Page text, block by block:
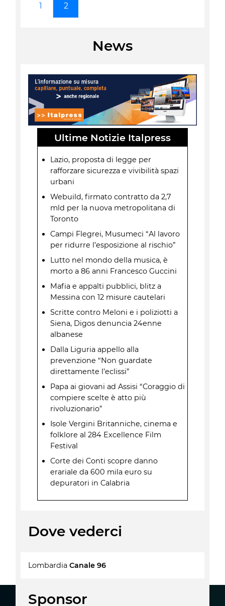
1 2
News
Ultime Notizie Italpress
Lazio, proposta di legge per
rafforzare sicurezza e vivibilità spazi
urbani
Webuild, firmato contratto da 2,7
mld per la nuova metropolitana di
Toronto
Campi Flegrei, Musumeci “Al lavoro
per ridurre l’esposizione al rischio”
Lutto nel mondo della musica, è
morto a 86 anni Francesco Guccini
Mafia e appalti pubblici, blitz a
Messina con 12 misure cautelari
Scritte contro Meloni e i poliziotti a
Siena, Digos denuncia 24enne
albanese
Dalla Liguria appello alla
prevenzione “Non guardate
direttamente l’eclissi”
Papa ai giovani ad Assisi “Coraggio di
compiere scelte è atto più
rivoluzionario”
Isole Vergini Britanniche, cinema e
folklore al 284 Excellence Film
Festival
Corte dei Conti scopre danno
erariale da 600 mila euro su
depuratori in Calabria
Dove vederci
LombardiaCanale 96
Sponsor